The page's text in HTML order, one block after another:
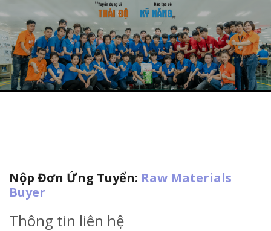
Nộp Đơn Ứng Tuyển: Raw Materials
Buyer
Thông tin liên hệ